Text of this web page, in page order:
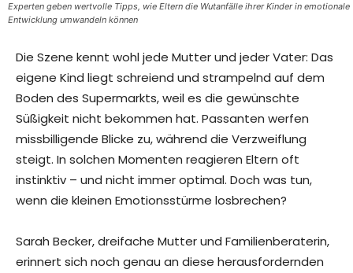
Experten geben wertvolle Tipps, wie Eltern die Wutanfälle ihrer Kinder in emotionale
Entwicklung umwandeln können
Die Szene kennt wohl jede Mutter und jeder Vater: Das
eigene Kind liegt schreiend und strampelnd auf dem
Boden des Supermarkts, weil es die gewünschte
Süßigkeit nicht bekommen hat. Passanten werfen
missbilligende Blicke zu, während die Verzweiflung
steigt. In solchen Momenten reagieren Eltern oft
instinktiv – und nicht immer optimal. Doch was tun,
wenn die kleinen Emotionsstürme losbrechen?
Sarah Becker, dreifache Mutter und Familienberaterin,
erinnert sich noch genau an diese herausfordernden